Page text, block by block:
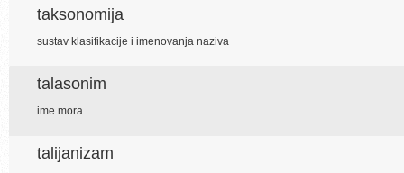
taksonomija
sustav klasifikacije i imenovanja naziva
talasonim
ime mora
talijanizam